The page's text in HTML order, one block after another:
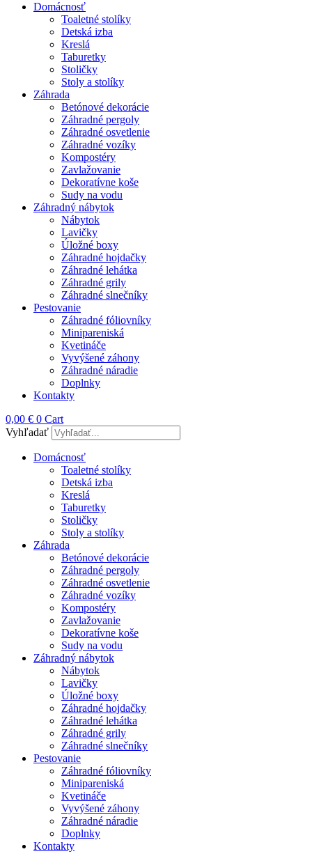
Domácnosť
Toaletné stolíky
Detská izba
Kreslá
Taburetky
Stoličky
Stoly a stolíky
Záhrada
Betónové dekorácie
Záhradné pergoly
Záhradné osvetlenie
Záhradné vozíky
Kompostéry
Zavlažovanie
Dekoratívne koše
Sudy na vodu
Záhradný nábytok
Nábytok
Lavičky
Úložné boxy
Záhradné hojdačky
Záhradné lehátka
Záhradné grily
Záhradné slnečníky
Pestovanie
Záhradné fóliovníky
Minipareniská
Kvetináče
Vyvýšené záhony
Záhradné náradie
Doplnky
Kontakty
0,00 € 0 Cart
Vyhľadať
Domácnosť
Toaletné stolíky
Detská izba
Kreslá
Taburetky
Stoličky
Stoly a stolíky
Záhrada
Betónové dekorácie
Záhradné pergoly
Záhradné osvetlenie
Záhradné vozíky
Kompostéry
Zavlažovanie
Dekoratívne koše
Sudy na vodu
Záhradný nábytok
Nábytok
Lavičky
Úložné boxy
Záhradné hojdačky
Záhradné lehátka
Záhradné grily
Záhradné slnečníky
Pestovanie
Záhradné fóliovníky
Minipareniská
Kvetináče
Vyvýšené záhony
Záhradné náradie
Doplnky
Kontakty